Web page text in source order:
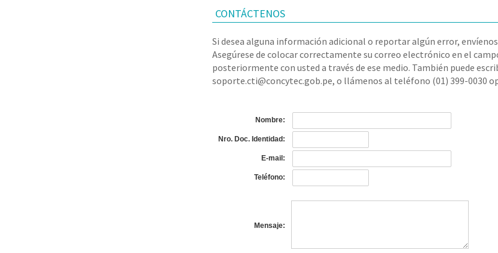
CONTÁCTENOS
Si desea alguna información adicional o reportar algún error,
Asegúrese de colocar correctamente su correo electrónico en el
posteriormente con usted a través de ese medio. También puede
soporte.cti@concytec.gob.pe, o llámenos al teléfono (01) 399-0030
Nombre:
Nro. Doc. Identidad:
E-mail:
Teléfono:
Mensaje: